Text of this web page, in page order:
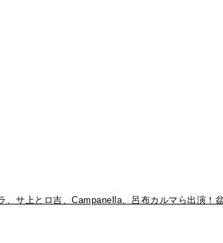
、サ上とロ吉、Campanella、呂布カルマら出演！